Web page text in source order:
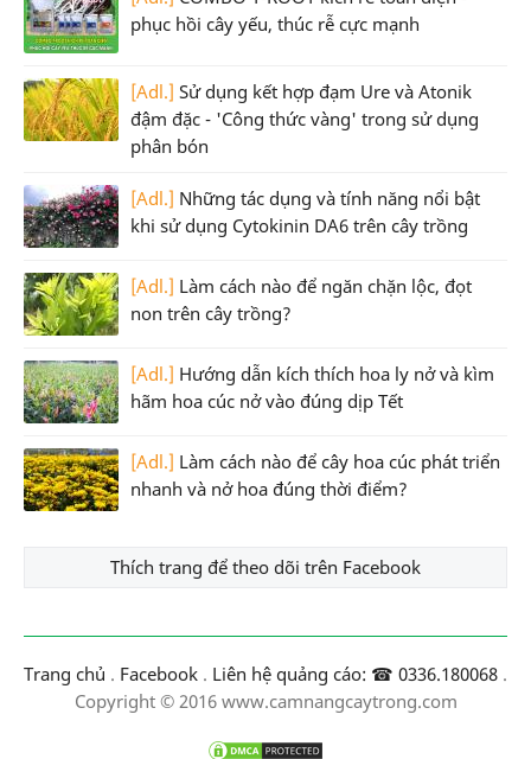
phục hồi cây yếu, thúc rễ cực mạnh
[Adl.] Sử dụng kết hợp đạm Ure và Atonik
đậm đặc - 'Công thức vàng' trong sử dụng
phân bón
[Adl.] Những tác dụng và tính năng nổi bật
khi sử dụng Cytokinin DA6 trên cây trồng
[Adl.] Làm cách nào để ngăn chặn lộc, đọt
non trên cây trồng?
[Adl.] Hướng dẫn kích thích hoa ly nở và kìm
hãm hoa cúc nở vào đúng dịp Tết
[Adl.] Làm cách nào để cây hoa cúc phát triển
nhanh và nở hoa đúng thời điểm?
Thích trang để theo dõi trên Facebook
Trang chủ . Facebook . Liên hệ quảng cáo: ☎ 0336.180068 .
Copyright © 2016 www.camnangcaytrong.com